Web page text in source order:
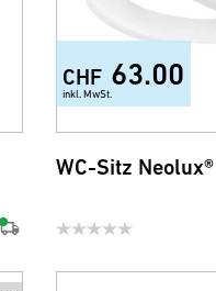
CHF 63.00
inkl. MwSt.
WC-Sitz